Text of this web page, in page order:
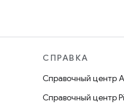
СПРАВКА
Справочный центр
Справочный центр